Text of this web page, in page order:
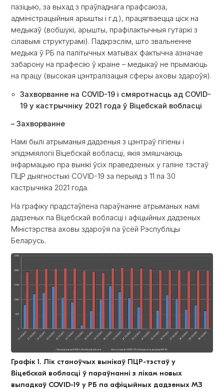
пазіцыю, за выхад з праўладнага прафсаюза,
адміністрацыйныя арышты і г.д.), працягваецца ціск на
медыкаў (вобшукі, арышты, прафілактычныя гутаркі з
сілавымі структурамі). Падкрэслім, што звальненне
медыка ў РБ па палітычных матывах фактычна азначае
забарону на прафесію ў краіне – медыкаў не прымаюць
на працу (высокая цэнтралізацыя сферы аховы здароўя).
Захворванне на COVID-19 і смяротнасць ад COVID-
19 у кастрычніку 2021 года ў Віцебскай вобласці
– Захворванне
Намі былі атрыманыя дадзеныя з цэнтраў гігіены і
эпідэміялогіі Віцебскай вобласці, якія змяшчаюць
інфармацыю пра вынікі ўсіх праведзеных у галіне тэстаў
ПЦР дыягностыкі COVID-19 за перыяд з 11 па 30
кастрычніка 2021 года.
На графіку прадстаўлена параўнанне атрыманых намі
дадзеных па Віцебскай вобласці і афіцыйных дадзеных
Міністэрства аховы здароўя па ўсёй Рэспубліцы
Беларусь.
Графік 1. Лік станоўчых вынікаў ПЦР-тэстаў у
Віцебскай вобласці ў параўнанні з лікам новых
выпадкаў COVID-19 у РБ па афіцыйных дадзеных МЗ